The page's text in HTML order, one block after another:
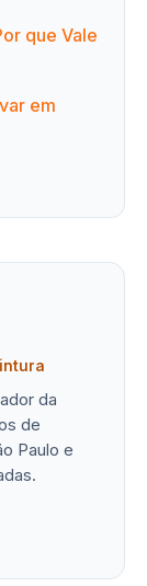
que Vale
em
da
de
Paulo e